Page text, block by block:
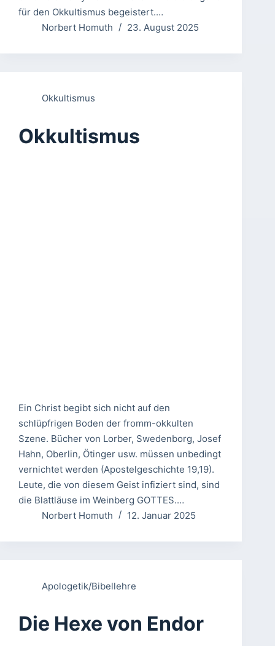
für den Okkultismus begeistert.…
Norbert Homuth
23. August 2025
Okkultismus
Okkultismus
Ein Christ begibt sich nicht auf den
schlüpfrigen Boden der fromm-okkulten
Szene. Bücher von Lorber, Swedenborg, Josef
Hahn, Oberlin, Ötinger usw. müssen unbedingt
vernichtet werden (Apostelgeschichte 19,19).
Leute, die von diesem Geist infiziert sind, sind
die Blattläuse im Weinberg GOTTES.…
Norbert Homuth
12. Januar 2025
Apologetik/Bibellehre
Die Hexe von Endor